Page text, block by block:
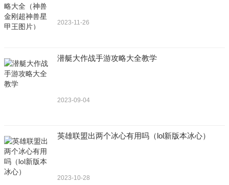
2023-11-26
潜艇大作战手游攻略大全教学
2023-09-04
英雄联盟出两个冰心有用吗（lol新版本冰心）
2023-10-28